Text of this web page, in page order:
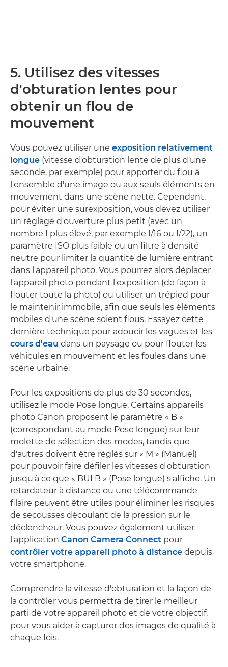
5. Utilisez des vitesses
d'obturation lentes pour
obtenir un flou de
mouvement
Vous pouvez utiliser une exposition relativement
longue (vitesse d'obturation lente de plus d'une
seconde, par exemple) pour apporter du flou à
l'ensemble d'une image ou aux seuls éléments en
mouvement dans une scène nette. Cependant,
pour éviter une surexposition, vous devez utiliser
un réglage d'ouverture plus petit (avec un
nombre f plus élevé, par exemple f/16 ou f/22), un
paramètre ISO plus faible ou un filtre à densité
neutre pour limiter la quantité de lumière entrant
dans l'appareil photo. Vous pourrez alors déplacer
l'appareil photo pendant l'exposition (de façon à
flouter toute la photo) ou utiliser un trépied pour
le maintenir immobile, afin que seuls les éléments
mobiles d'une scène soient flous. Essayez cette
dernière technique pour adoucir les vagues et les
cours d'eau dans un paysage ou pour flouter les
véhicules en mouvement et les foules dans une
scène urbaine.
Pour les expositions de plus de 30 secondes,
utilisez le mode Pose longue. Certains appareils
photo Canon proposent le paramètre « B »
(correspondant au mode Pose longue) sur leur
molette de sélection des modes, tandis que
d'autres doivent être réglés sur « M » (Manuel)
pour pouvoir faire défiler les vitesses d'obturation
jusqu'à ce que « BULB » (Pose longue) s'affiche. Un
retardateur à distance ou une télécommande
filaire peuvent être utiles pour éliminer les risques
de secousses découlant de la pression sur le
déclencheur. Vous pouvez également utiliser
l'application Canon Camera Connect pour
contrôler votre appareil photo à distance depuis
votre smartphone.
Comprendre la vitesse d'obturation et la façon de
la contrôler vous permettra de tirer le meilleur
parti de votre appareil photo et de votre objectif,
pour vous aider à capturer des images de qualité à
chaque fois.